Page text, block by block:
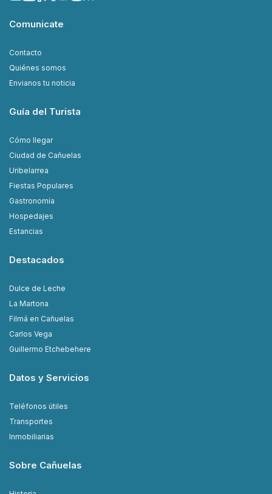
Comunicate
Contacto
Quiénes somos
Envianos tu noticia
Guía del Turista
Cómo llegar
Ciudad de Cañuelas
Uribelarrea
Fiestas Populares
Gastronomía
Hospedajes
Estancias
Destacados
Dulce de Leche
La Martona
Filmá en Cañuelas
Carlos Vega
Guillermo Etchebehere
Datos y Servicios
Teléfonos útiles
Transportes
Inmobiliarias
Sobre Cañuelas